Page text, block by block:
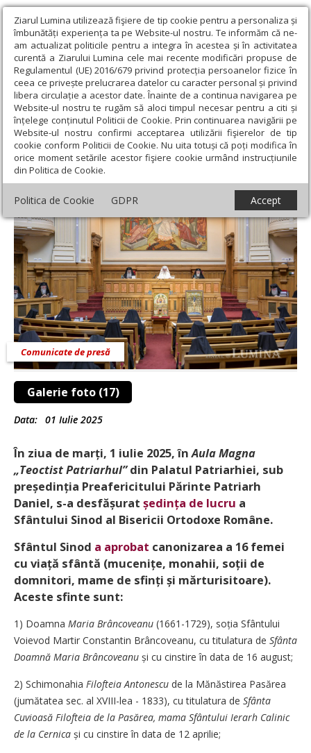
Ziarul Lumina utilizează fişiere de tip cookie pentru a personaliza și
îmbunătăți experiența ta pe Website-ul nostru. Te informăm că ne-
am actualizat politicile pentru a integra în acestea și în activitatea
curentă a Ziarului Lumina cele mai recente modificări propuse de
Regulamentul (UE) 2016/679 privind protecția persoanelor fizice în
ceea ce privește prelucrarea datelor cu caracter personal și privind
libera circulație a acestor date. Înainte de a continua navigarea pe
Website-ul nostru te rugăm să aloci timpul necesar pentru a citi și
înțelege conținutul Politicii de Cookie. Prin continuarea navigării pe
Website-ul nostru confirmi acceptarea utilizării fişierelor de tip
cookie conform Politicii de Cookie. Nu uita totuși că poți modifica în
orice moment setările acestor fişiere cookie urmând instrucțiunile
din Politica de Cookie.
Politica de Cookie GDPR Accept
Ziarul Lumina › Actualitate religioasă › Comunicate de presă ›
Canonizarea a 16 femei cu viață sfântă
Canonizarea a 16 femei cu viață sfântă
Galerie foto (17)
Comunicate de presă
Data: 01 Iulie 2025
În ziua de marți, 1 iulie 2025, înAula Magna
„Teoctist Patriarhul”din Palatul Patriarhiei, sub
președinția Preafericitului Părinte Patriarh
Daniel, s-a desfășurat ședința de lucru a
Sfântului Sinod al Bisericii Ortodoxe Române.
Sfântul Sinod a aprobat canonizarea a 16 femei
cu viață sfântă (mucenițe, monahii, soții de
domnitori, mame de sfinți și mărturisitoare).
Aceste sfinte sunt:
1) Doamna Maria Brâncoveanu (1661-1729), soția Sfântului
Voievod Martir Constantin Brâncoveanu, cu titulatura de Sfânta
Doamnă Maria Brâncoveanu și cu cinstire în data de 16 august;
2) Schimonahia Filofteia Antonescu de la Mănăstirea Pasărea
(jumătatea sec. al XVIII-lea - 1833), cu titulatura de Sfânta
Cuvioasă Filofteia de la Pasărea, mama Sfântului Ierarh Calinic
de la Cernica și cu cinstire în data de 12 aprilie;